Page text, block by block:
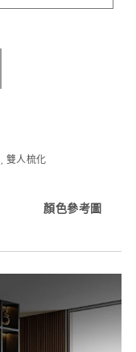
, 雙人梳化
顏色參考圖